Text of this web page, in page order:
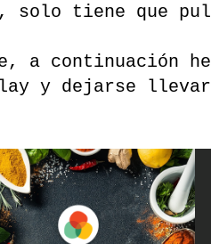
tiene que
a continuación
y dejarse